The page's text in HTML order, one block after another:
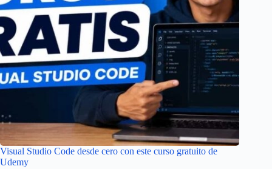
Visual Studio Code desde cero con este curso gratuito de
Udemy